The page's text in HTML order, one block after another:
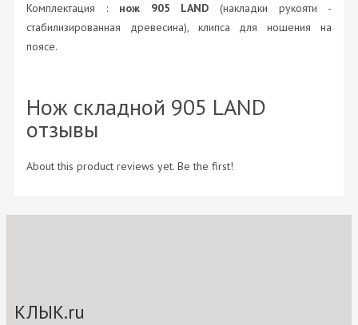
Комплектация :нож 905 LAND (накладки рукояти -
стабилизированная древесина), клипса для ношения на
поясе.
Нож складной 905 LAND
отзывы
About this product reviews yet. Be the first!
КЛЫК.ru